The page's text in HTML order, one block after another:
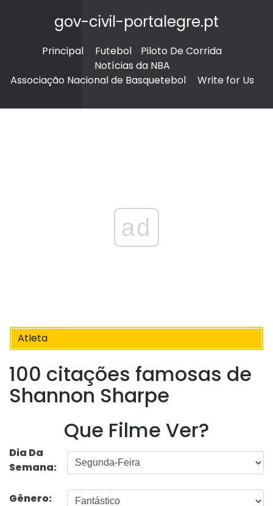
gov-civil-portalegre.pt
Principal Futebol
Piloto De Corrida
Notícias da NBA
Associação Nacional de Basquetebol
Write for Us
ad
Atleta
100 citações famosas de
Shannon Sharpe
Que Filme Ver?
Dia Da
Semana:
Gênero: